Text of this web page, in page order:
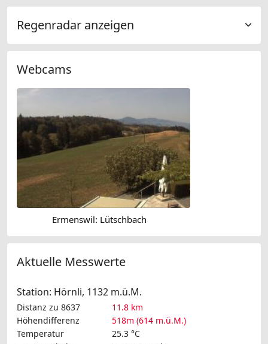
Regenradar anzeigen
Webcams
Ermenswil: Lütschbach
Aktuelle Messwerte
Station: Hörnli, 1132 m.ü.M.
Distanz zu 8637
11.8 km
Höhendifferenz
518m (614 m.ü.M.)
Temperatur
25.3 °C